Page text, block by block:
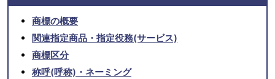
商標の概要
関連指定商品・指定役務(サービス)
商標区分
称呼(呼称)・ネーミング